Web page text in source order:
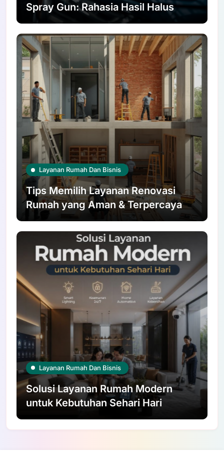
Spray Gun: Rahasia Hasil Halus
Layanan Rumah Dan Bisnis
Tips Memilih Layanan Renovasi
Rumah yang Aman & Terpercaya
Layanan Rumah Dan Bisnis
Solusi Layanan Rumah Modern
untuk Kebutuhan Sehari Hari